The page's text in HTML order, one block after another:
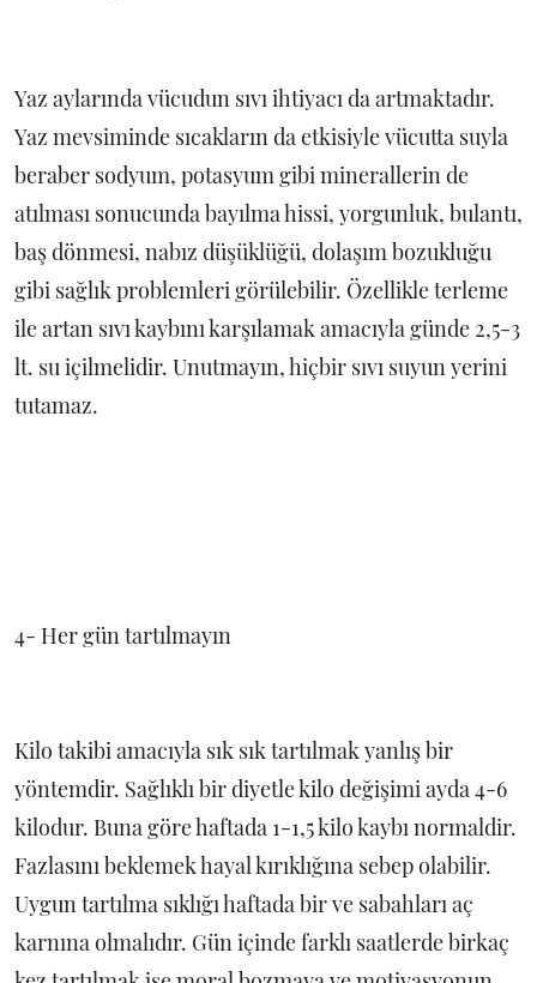
Yaz aylarında vücudun sıvı ihtiyacı da artmaktadır.
Yaz mevsiminde sıcakların da etkisiyle vücutta suyla
beraber sodyum, potasyum gibi minerallerin de
atılması sonucunda bayılma hissi, yorgunluk, bulantı,
baş dönmesi, nabız düşüklüğü, dolaşım bozukluğu
gibi sağlık problemleri görülebilir. Özellikle terleme
ile artan sıvı kaybını karşılamak amacıyla günde 2,5-3
lt. su içilmelidir. Unutmayın, hiçbir sıvı suyun yerini
tutamaz.
4- Her gün tartılmayın
Kilo takibi amacıyla sık sık tartılmak yanlış bir
yöntemdir. Sağlıklı bir diyetle kilo değişimi ayda 4-6
kilodur. Buna göre haftada 1-1,5 kilo kaybı normaldir.
Fazlasını beklemek hayal kırıklığına sebep olabilir.
Uygun tartılma sıklığı haftada bir ve sabahları aç
karnına olmalıdır. Gün içinde farklı saatlerde birkaç